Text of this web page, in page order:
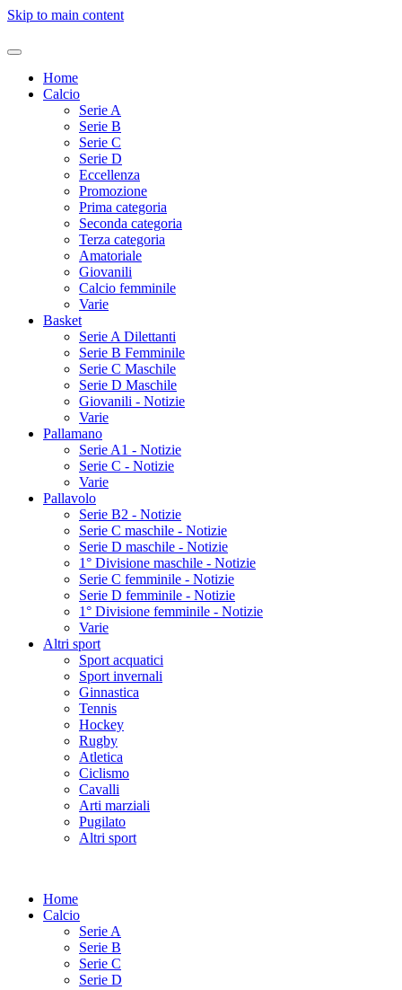
Skip to main content
Home
Calcio
Serie A
Serie B
Serie C
Serie D
Eccellenza
Promozione
Prima categoria
Seconda categoria
Terza categoria
Amatoriale
Giovanili
Calcio femminile
Varie
Basket
Serie A Dilettanti
Serie B Femminile
Serie C Maschile
Serie D Maschile
Giovanili - Notizie
Varie
Pallamano
Serie A1 - Notizie
Serie C - Notizie
Varie
Pallavolo
Serie B2 - Notizie
Serie C maschile - Notizie
Serie D maschile - Notizie
1° Divisione maschile - Notizie
Serie C femminile - Notizie
Serie D femminile - Notizie
1° Divisione femminile - Notizie
Varie
Altri sport
Sport acquatici
Sport invernali
Ginnastica
Tennis
Hockey
Rugby
Atletica
Ciclismo
Cavalli
Arti marziali
Pugilato
Altri sport
Home
Calcio
Serie A
Serie B
Serie C
Serie D